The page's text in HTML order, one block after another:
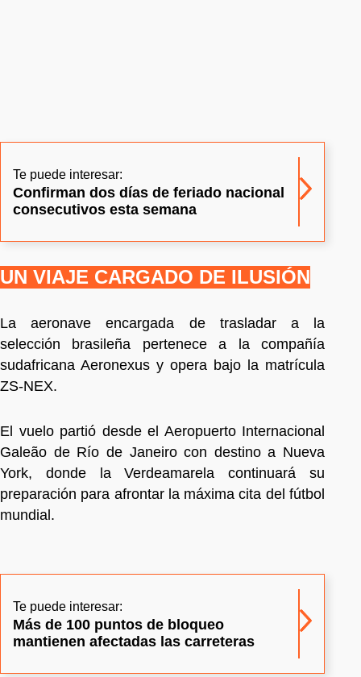
Te puede interesar:
Confirman dos días de feriado nacional
consecutivos esta semana
UN VIAJE CARGADO DE ILUSIÓN
La aeronave encargada de trasladar a la
selección brasileña pertenece a la compañía
sudafricana Aeronexus y opera bajo la matrícula
ZS-NEX.
El vuelo partió desde el Aeropuerto Internacional
Galeão de Río de Janeiro con destino a Nueva
York, donde la Verdeamarela continuará su
preparación para afrontar la máxima cita del fútbol
mundial.
Te puede interesar:
Más de 100 puntos de bloqueo
mantienen afectadas las carreteras